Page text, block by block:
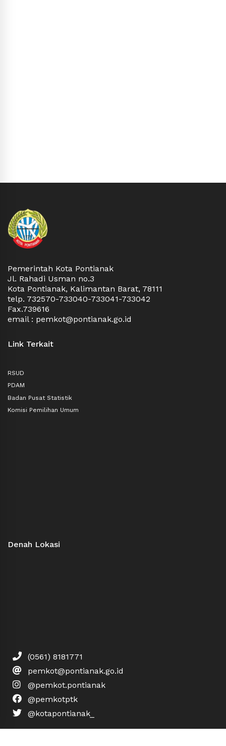
Pemerintah Kota Pontianak
Jl. Rahadi Usman no.3
Kota Pontianak, Kalimantan Barat, 78111
telp. 732570-733040-733041-733042
Fax.739616
email : pemkot@pontianak.go.id
Link Terkait
RSUD
PDAM
Badan Pusat Statistik
Komisi Pemilihan Umum
Denah Lokasi
(0561) 8181771
pemkot@pontianak.go.id
@pemkot.pontianak
@pemkotptk
@kotapontianak_